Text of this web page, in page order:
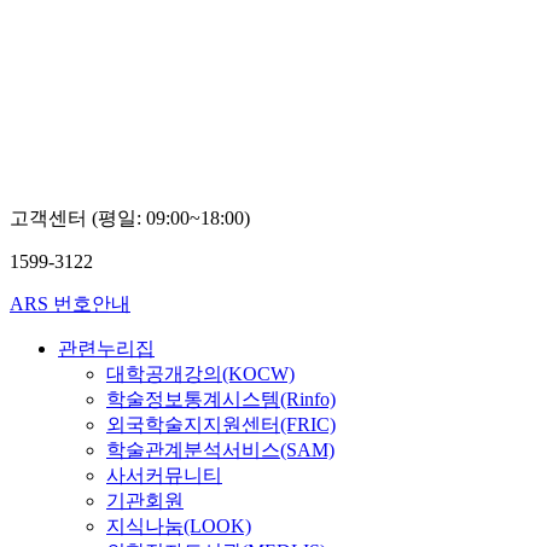
고객센터 (평일: 09:00~18:00)
1599-3122
ARS 번호안내
관련누리집
대학공개강의(KOCW)
학술정보통계시스템(Rinfo)
외국학술지지원센터(FRIC)
학술관계분석서비스(SAM)
사서커뮤니티
기관회원
지식나눔(LOOK)